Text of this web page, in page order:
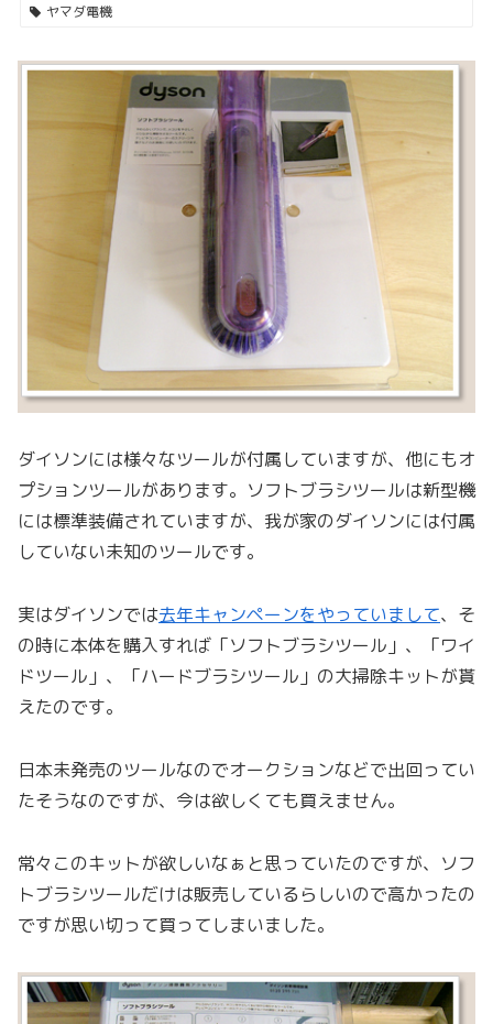
ヤマダ電機
ダイソンには様々なツールが付属していますが、他にもオ
プションツールがあります。ソフトブラシツールは新型機
には標準装備されていますが、我が家のダイソンには付属
していない未知のツールです。
実はダイソンでは去年キャンペーンをやっていまして、そ
の時に本体を購入すれば「ソフトブラシツール」、「ワイ
ドツール」、「ハードブラシツール」の大掃除キットが貰
えたのです。
日本未発売のツールなのでオークションなどで出回ってい
たそうなのですが、今は欲しくても買えません。
常々このキットが欲しいなぁと思っていたのですが、ソフ
トブラシツールだけは販売しているらしいので高かったの
ですが思い切って買ってしまいました。